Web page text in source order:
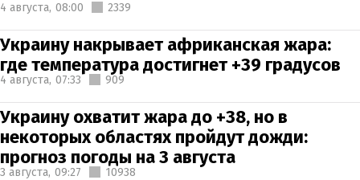
4 августа, 08:00 2339
Украину накрывает африканская жара:
где температура достигнет +39 градусов
4 августа, 07:33 909
Украину охватит жара до +38, но в
некоторых областях пройдут дожди:
прогноз погоды на 3 августа
3 августа, 09:27 10938